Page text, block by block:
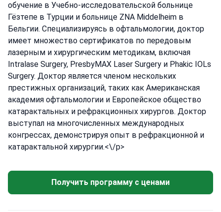
обучение в Учебно-исследовательской больнице
Гёзтепе в Турции и больнице ZNA Middelheim в
Бельгии. Специализируясь в офтальмологии, доктор
имеет множество сертификатов по передовым
лазерным и хирургическим методикам, включая
Intralase Surgery, PresbyMAX Laser Surgery и Phakic IOLs
Surgery. Доктор является членом нескольких
престижных организаций, таких как Американская
академия офтальмологии и Европейское общество
катарактальных и рефракционных хирургов. Доктор
выступал на многочисленных международных
конгрессах, демонстрируя опыт в рефракционной и
катарактальной хирургии.<\/p>
Получить программу с ценами